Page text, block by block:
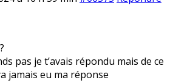
pas je t’avais répondu mais de ce
jamais eu ma réponse